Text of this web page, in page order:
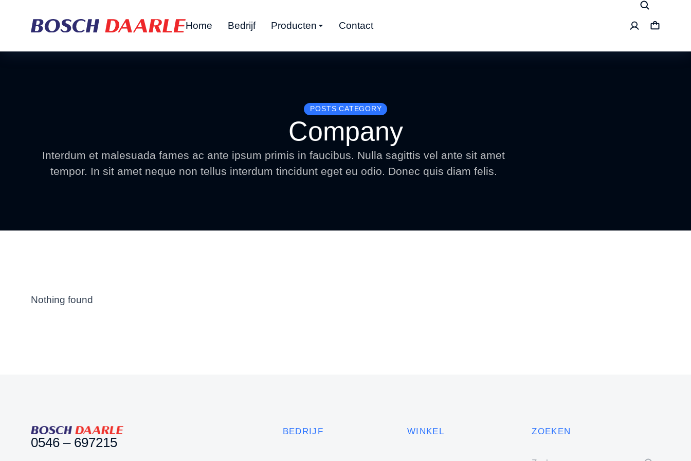
Home Bedrijf Producten Contact
POSTS CATEGORY
Company
Interdum et malesuada fames ac ante ipsum primis in faucibus. Nulla sagittis vel ante sit amet
tempor. In sit amet neque non tellus interdum tincidunt eget eu odio. Donec quis diam felis.
Nothing found
0546 – 697215
BEDRIJF WINKEL ZOEKEN